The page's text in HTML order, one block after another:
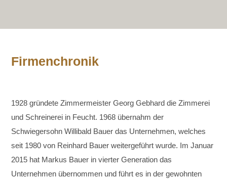
Firmenchronik
1928 gründete Zimmermeister Georg Gebhard die Zimmerei
und Schreinerei in Feucht. 1968 übernahm der
Schwiegersohn Willibald Bauer das Unternehmen, welches
seit 1980 von Reinhard Bauer weitergeführt wurde. Im Januar
2015 hat Markus Bauer in vierter Generation das
Unternehmen übernommen und führt es in der gewohnten